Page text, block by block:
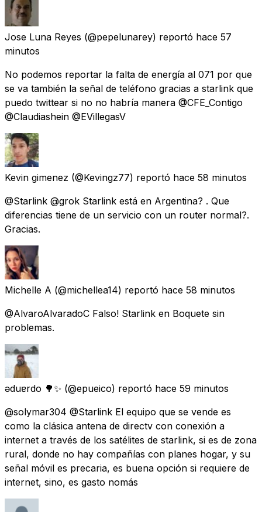
Jose Luna Reyes (@pepelunarey) reportó hace 57
minutos
No podemos reportar la falta de energía al 071 por que
se va también la señal de teléfono gracias a starlink que
puedo twittear si no no habría manera @CFE_Contigo
@Claudiashein @EVillegasV
Kevin gimenez (@Kevingz77) reportó hace 58 minutos
@Starlink @grok Starlink está en Argentina? . Que
diferencias tiene de un servicio con un router normal?.
Gracias.
Michelle A (@michellea14) reportó hace 58 minutos
@AlvaroAlvaradoC Falso! Starlink en Boquete sin
problemas.
ǝduɐrdo 🌳✨ (@epueico) reportó hace 59 minutos
@solymar304 @Starlink El equipo que se vende es
como la clásica antena de directv con conexión a
internet a través de los satélites de starlink, si es de zona
rural, donde no hay compañías con planes hogar, y su
señal móvil es precaria, es buena opción si requiere de
internet, sino, es gasto nomás